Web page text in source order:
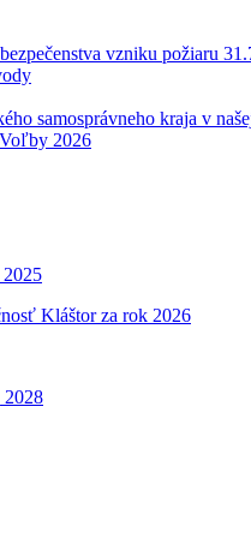
vzniku požiaru
samosprávneho kraja v
2026
Kláštor za rok 2026
2028